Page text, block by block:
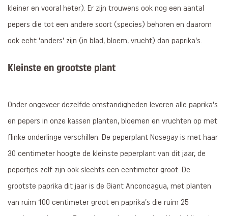
kleiner en vooral heter). Er zijn trouwens ook nog een aantal
pepers die tot een andere soort (species) behoren en daarom
ook echt ‘anders’ zijn (in blad, bloem, vrucht) dan paprika’s.
Kleinste en grootste plant
Onder ongeveer dezelfde omstandigheden leveren alle paprika’s
en pepers in onze kassen planten, bloemen en vruchten op met
flinke onderlinge verschillen. De peperplant Nosegay is met haar
30 centimeter hoogte de kleinste peperplant van dit jaar, de
pepertjes zelf zijn ook slechts een centimeter groot. De
grootste paprika dit jaar is de Giant Anconcagua, met planten
van ruim 100 centimeter groot en paprika’s die ruim 25